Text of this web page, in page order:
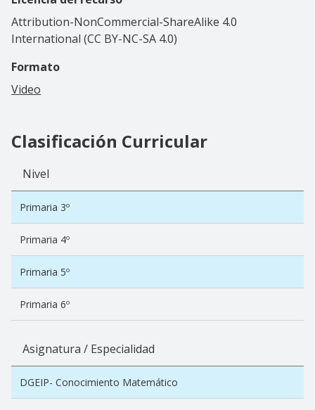
Attribution-NonCommercial-ShareAlike 4.0
International (CC BY-NC-SA 4.0)
Formato
Video
Clasificación Curricular
Nivel
Primaria 3º
Primaria 4º
Primaria 5º
Primaria 6º
Asignatura / Especialidad
DGEIP- Conocimiento Matemático